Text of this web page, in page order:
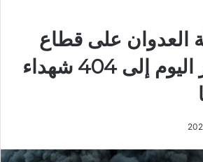
العدوان على قطاع
غزة منذ فجر اليوم إلى 404 شهداء